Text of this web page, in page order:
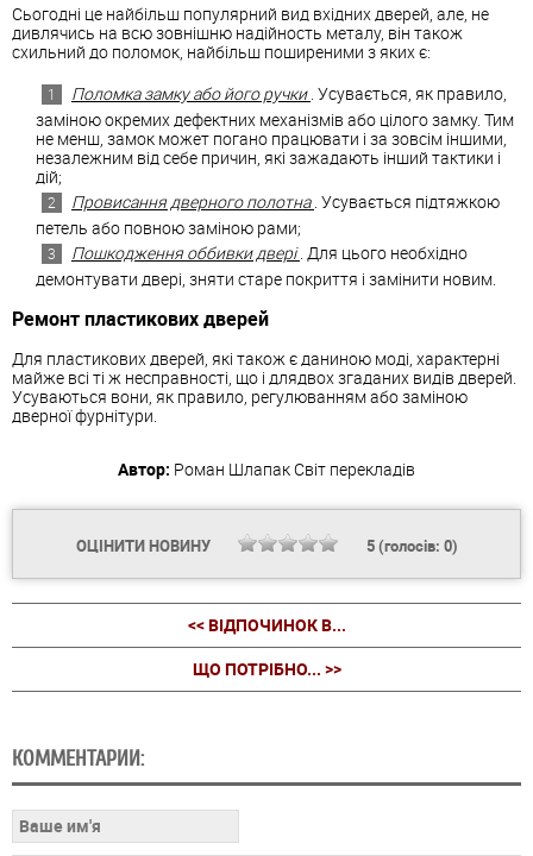
Сьогодні це найбільш популярний вид вхідних дверей, але, не
дивлячись на всю зовнішню надійность металу, він також
схильний до поломок, найбільш поширеними з яких є:
Поломка замку або його ручки. Усувається, як правило,
заміною окремих дефектних механізмів або цілого замку. Тим
не менш, замок может погано працювати і за зовсім іншими,
незалежним від себе причин, які зажадають інший тактики і
дій;
Провисання дверного полотна. Усувається підтяжкою
петель або повною заміною рами;
Пошкодження оббивки двері. Для цього необхідно
демонтувати двері, зняти старе покриття і замінити новим.
Ремонт пластикових дверей
Для пластикових дверей, які також є даниною моді, характерні
майже всі ті ж несправності, що і длядвох згаданих видів дверей.
Усуваються вони, як правило, регулюванням або заміною
дверної фурнітури.
Автор: Роман ШлапакСвіт перекладів
ОЦІНИТИ НОВИНУ 5(голосів: 0)
<< ВІДПОЧИНОК В...
ЩО ПОТРІБНО... >>
КОММЕНТАРИИ: